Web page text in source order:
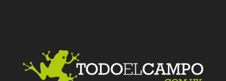
Facebook